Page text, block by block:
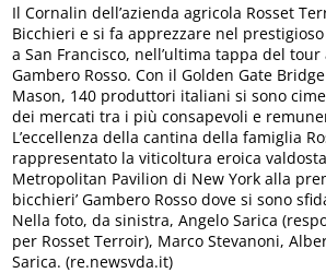
Il Cornalin dell’azienda agricola Rosset
Bicchieri e si fa apprezzare nel
a San Francisco, nell’ultima tappa del
Gambero Rosso. Con il Golden Gate
Mason, 140 produttori italiani si sono
dei mercati tra i più consapevoli e
L’eccellenza della cantina della famiglia
rappresentato la viticoltura eroica
Metropolitan Pavilion di New York alla
bicchieri’ Gambero Rosso dove si sono
Nella foto, da sinistra, Angelo Sarica
per Rosset Terroir), Marco Stevanoni,
Sarica. (re.newsvda.it)